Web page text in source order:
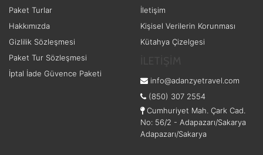
Paket Turlar
Hakkımızda
Gizlilik Sözleşmesi
Paket Tur Sözleşmesi
İptal İade Güvence Paketi
İletişim
Kişisel Verilerin Korunması
Kütahya Çizelgesi
info@adanzyetravel.com
(850) 307 2554
Cumhuriyet Mah. Çark Cad.
No: 56/2 - Adapazarı/Sakarya
Adapazarı/Sakarya